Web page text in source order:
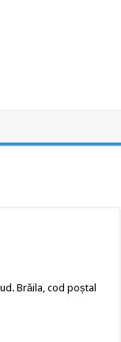
Brăila, cod poștal